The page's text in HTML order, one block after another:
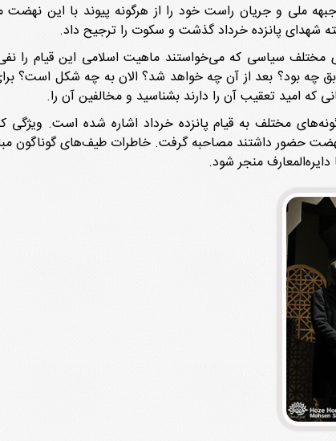
و جریان راست خود را از هرگونه پیوند با این نهضت
شهدای پانزده خرداد گذشت و سکوت را ترجیح داد.
سیاسی که می‌خواستند ماهیت اسلامی این قیام را نفی
چه بود؟ بعد از آن چه خواهد شد؟ الان به چه شکل
که امید تعقیب آن را دارند بشناسید و مخالفین آن را.
مختلف به قیام پانزده خرداد اشاره شده است. ویژگی
حضور داشتند مصاحبه گرفت. خاطرات طیف‌های گوناگون
منجر شود.